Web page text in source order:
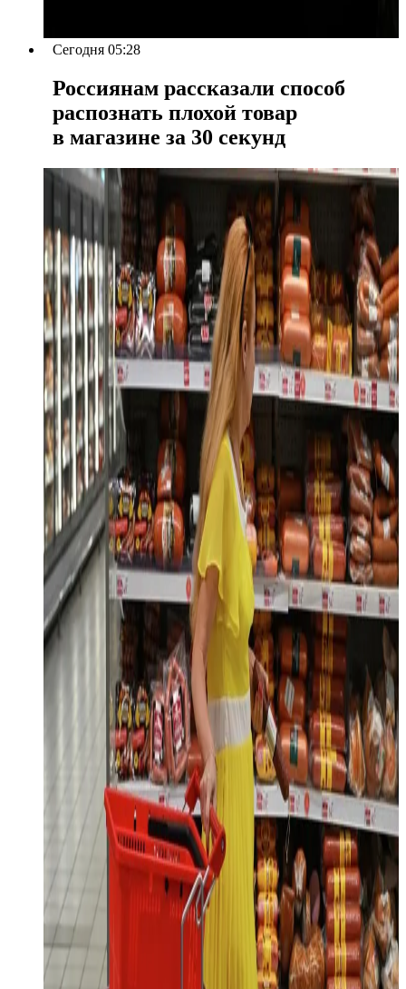
Сегодня 05:28
Россиянам рассказали способ
распознать плохой товар
в магазине за 30 секунд